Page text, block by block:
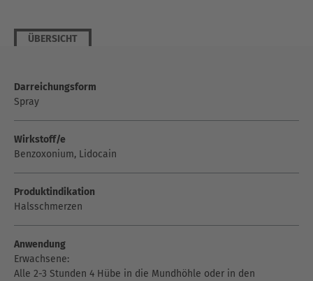
ÜBERSICHT
Darreichungsform
Spray
Wirkstoff/e
Benzoxonium, Lidocain
Produktindikation
Halsschmerzen
Anwendung
Erwachsene:
Alle 2-3 Stunden 4 Hübe in die Mundhöhle oder in den